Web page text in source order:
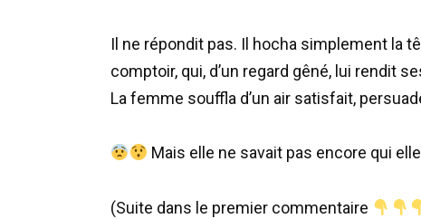
Il ne répondit pas. Il hocha simplement la
comptoir, qui, d’un regard gêné, lui rendit
La femme souffla d’un air satisfait,
Mais elle ne savait pas encore qui
(Suite dans le premier commentaire